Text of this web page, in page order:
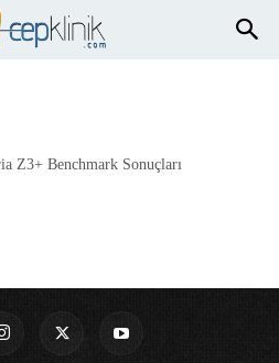
Z3+ Benchmark Sonuçları